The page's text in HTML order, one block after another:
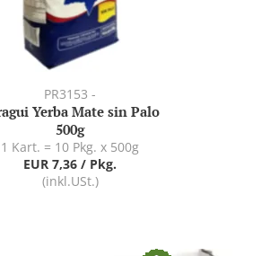
PR3153 -
Yerba Mate sin Palo
500g
1 Kart. = 10 Pkg. x 500g
EUR 7,36 / Pkg.
(inkl.USt.)